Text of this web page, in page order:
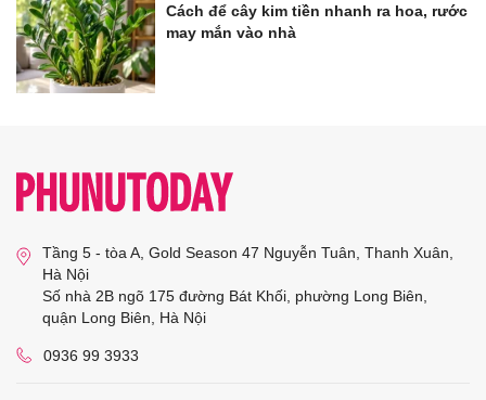
Cách để cây kim tiền nhanh ra hoa, rước
may mắn vào nhà
Tầng 5 - tòa A, Gold Season 47 Nguyễn Tuân, Thanh Xuân,
Hà Nội
Số nhà 2B ngõ 175 đường Bát Khối, phường Long Biên,
quận Long Biên, Hà Nội
0936 99 3933